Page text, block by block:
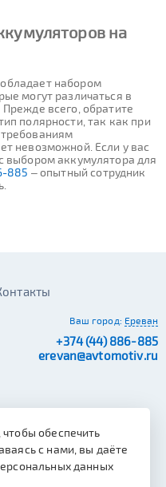
на
набором
могут различаться в
всего, обратите
полярности, так как при
невозможной. Если у вас
выбором аккумулятора для
885 – опытный сотрудник
Ваш город: Ереван
+374 (44) 886-885
erevan@avtomotiv.ru
обеспечить
с нами, вы даёте
данных